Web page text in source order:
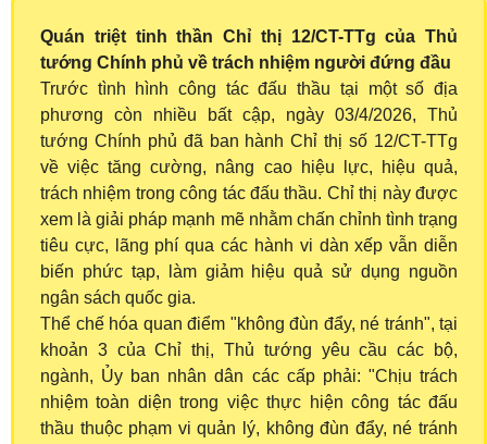
Quán triệt tinh thần Chỉ thị 12/CT-TTg của Thủ
tướng Chính phủ về trách nhiệm người đứng đầu
Trước tình hình công tác đấu thầu tại một số địa
phương còn nhiều bất cập, ngày 03/4/2026, Thủ
tướng Chính phủ đã ban hành Chỉ thị số 12/CT-TTg
về việc tăng cường, nâng cao hiệu lực, hiệu quả,
trách nhiệm trong công tác đấu thầu. Chỉ thị này được
xem là giải pháp mạnh mẽ nhằm chấn chỉnh tình trạng
tiêu cực, lãng phí qua các hành vi dàn xếp vẫn diễn
biến phức tạp, làm giảm hiệu quả sử dụng nguồn
ngân sách quốc gia.
Thể chế hóa quan điểm "không đùn đẩy, né tránh", tại
khoản 3 của Chỉ thị, Thủ tướng yêu cầu các bộ,
ngành, Ủy ban nhân dân các cấp phải: "Chịu trách
nhiệm toàn diện trong việc thực hiện công tác đấu
thầu thuộc phạm vi quản lý, không đùn đẩy, né tránh